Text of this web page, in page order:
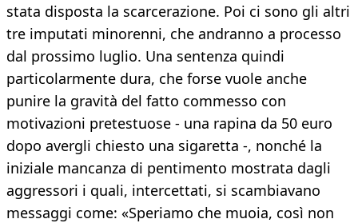
stata disposta la scarcerazione. Poi ci sono gli altri
tre imputati minorenni, che andranno a processo
dal prossimo luglio. Una sentenza quindi
particolarmente dura, che forse vuole anche
punire la gravità del fatto commesso con
motivazioni pretestuose - una rapina da 50 euro
dopo avergli chiesto una sigaretta -, nonché la
iniziale mancanza di pentimento mostrata dagli
aggressori i quali, intercettati, si scambiavano
messaggi come: «Speriamo che muoia, così non